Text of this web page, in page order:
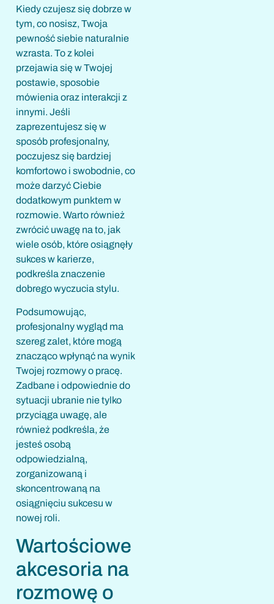
Kiedy czujesz się dobrze w
tym, co nosisz, Twoja
pewność siebie naturalnie
wzrasta. To z kolei
przejawia się w Twojej
postawie, sposobie
mówienia oraz interakcji z
innymi. Jeśli
zaprezentujesz się w
sposób profesjonalny,
poczujesz się bardziej
komfortowo i swobodnie, co
może darzyć Ciebie
dodatkowym punktem w
rozmowie. Warto również
zwrócić uwagę na to, jak
wiele osób, które osiągnęły
sukces w karierze,
podkreśla znaczenie
dobrego wyczucia stylu.
Podsumowując,
profesjonalny wygląd ma
szereg zalet, które mogą
znacząco wpłynąć na wynik
Twojej rozmowy o pracę.
Zadbane i odpowiednie do
sytuacji ubranie nie tylko
przyciąga uwagę, ale
również podkreśla, że
jesteś osobą
odpowiedzialną,
zorganizowaną i
skoncentrowaną na
osiągnięciu sukcesu w
nowej roli.
Wartościowe
akcesoria na
rozmowę o